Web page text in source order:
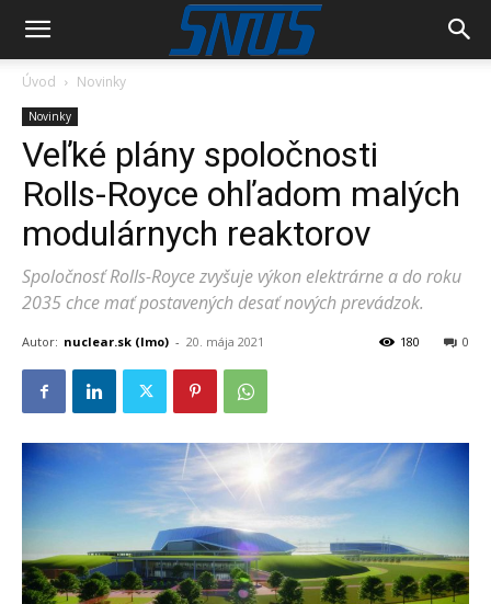
Úvod Novinky
Novinky
Veľké plány spoločnosti
Rolls-Royce ohľadom malých
modulárnych reaktorov
Spoločnosť Rolls-Royce zvyšuje výkon elektrárne a do roku
2035 chce mať postavených desať nových prevádzok.
Autor: nuclear.sk (lmo) - 20. mája 2021 0
180